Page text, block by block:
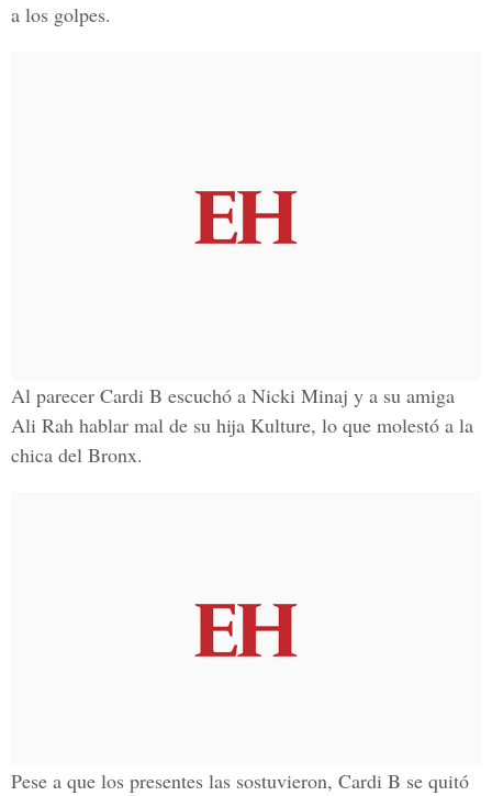
a los golpes.
Al parecer Cardi B escuchó a Nicki Minaj y a su amiga
Ali Rah hablar mal de su hija Kulture, lo que molestó a la
chica del Bronx.
Pese a que los presentes las sostuvieron, Cardi B se quitó